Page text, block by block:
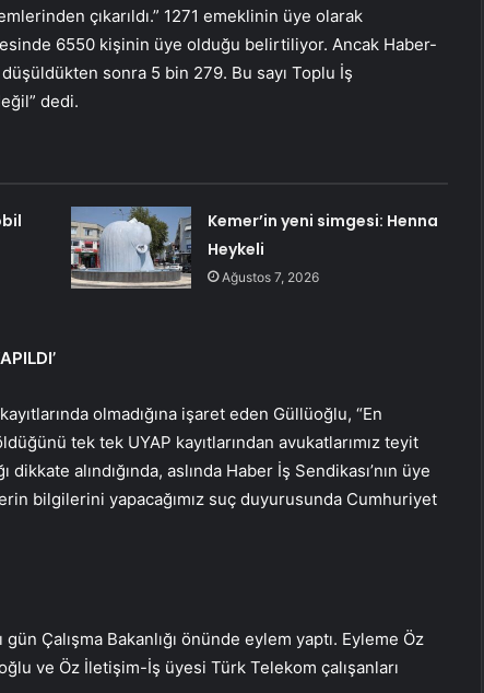
çıkarıldı.” 1271 emeklinin üye olarak
6550 kişinin üye olduğu belirtiliyor. Ancak Haber-
sonra 5 bin 279. Bu sayı Toplu İş
dedi.
Kemer’in yeni simgesi: Henna
Heykeli
Ağustos 7, 2026
olmadığına işaret eden Güllüoğlu, “En
tek tek UYAP kayıtlarından avukatlarımız teyit
alındığında, aslında Haber İş Sendikası’nın üye
bilgilerini yapacağımız suç duyurusunda Cumhuriyet
Çalışma Bakanlığı önünde eylem yaptı. Eyleme Öz
ve Öz İletişim-İş üyesi Türk Telekom çalışanları